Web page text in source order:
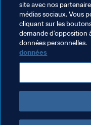
match.
Thèmes en
United Arab
OFC
site avec nos
médias sociaux. Vous
cliquant sur les
demande d’opposition
données personnelles.
données